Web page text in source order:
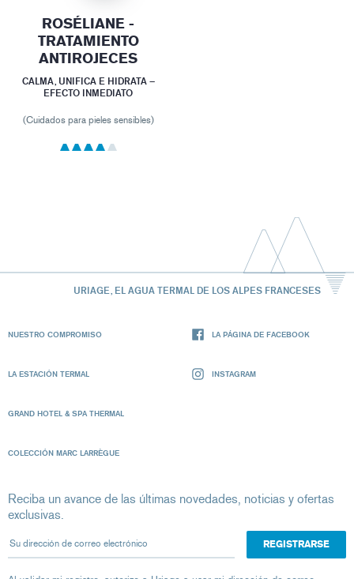
ROSÉLIANE -
TRATAMIENTO
ANTIROJECES
CALMA, UNIFICA E HIDRATA –
EFECTO INMEDIATO
(Cuidados para pieles sensibles)
URIAGE, EL AGUA TERMAL DE LOS ALPES FRANCESES
NUESTRO COMPROMISO
LA ESTACIÓN TERMAL
GRAND HOTEL & SPA THERMAL
COLECCIÓN MARC LARRÈGUE
LA PÁGINA DE FACEBOOK
INSTAGRAM
Reciba un avance de las últimas novedades, noticias y ofertas
exclusivas.
Su dirección de correo electrónico